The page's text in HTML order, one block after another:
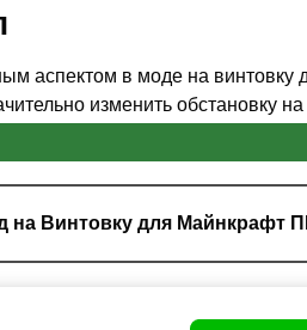
аспектом в моде на винтовку
изменить обстановку
до шестнадцати раз
шкалы для ветра и
точечно поражатьсвою цель.
на Винтовку для Майнкрафт